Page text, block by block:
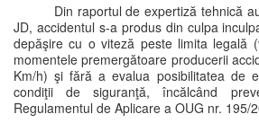
Din raportul de expertiză tehnică
JD, accidentul s-a produs din culpa
depăşire cu o viteză peste limita legală
momentele premergătoare producerii
Km/h) şi fără a evalua posibilitatea de
condiţii de siguranţă, încălcând
Regulamentul de Aplicare a OUG nr. 195/